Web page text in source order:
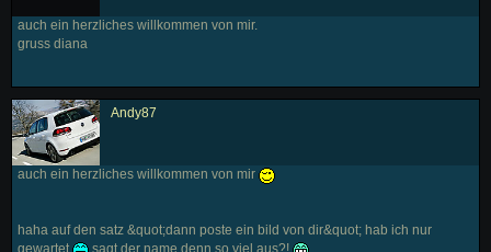
auch ein herzliches willkommen von mir.
gruss diana
Andy87
auch ein herzliches willkommen von mir
haha auf den satz &quot;dann poste ein bild von dir&quot; hab ich nur